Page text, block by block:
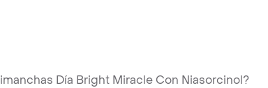
Día Bright Miracle Con Niasorcinol?